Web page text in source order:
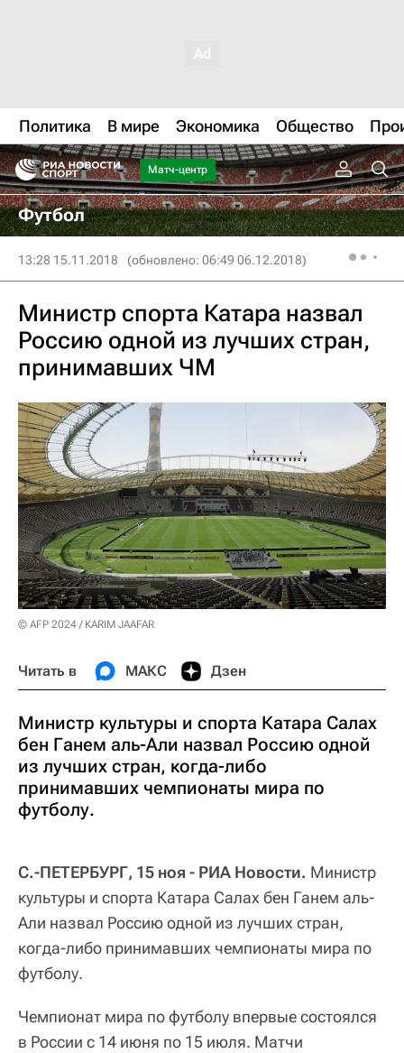
Политика В мире Экономика Общество
Матч-центр
Футбол
13:28 15.11.2018 (обновлено: 06:49 06.12.2018)
Министр спорта Катара назвал
Россию одной из лучших стран,
принимавших ЧМ
© AFP 2024 / KARIM JAAFAR
Читать в МАКС Дзен
Министр культуры и спорта Катара Салах
бен Ганем аль-Али назвал Россию одной
из лучших стран, когда-либо
принимавших чемпионаты мира по
футболу.
С.-ПЕТЕРБУРГ, 15 ноя - РИА Новости. Министр
культуры и спорта Катара Салах бен Ганем аль-
Али назвал Россию одной из лучших стран,
когда-либо принимавших чемпионаты мира по
футболу.
Чемпионат мира по футболу впервые состоялся
в России с 14 июня по 15 июля. Матчи